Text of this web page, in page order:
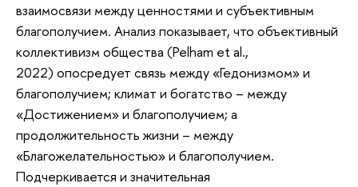
взаимосвязи между ценностями и субъективным
благополучием. Анализ показывает, что объективный
коллективизм общества (Pelham et al.,
2022) опосредует связь между «Гедонизмом» и
благополучием; климат и богатство – между
«Достижением» и благополучием; а
продолжительность жизни – между
«Благожелательностью» и благополучием.
Подчеркивается и значительная